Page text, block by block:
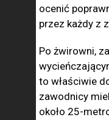
ocenić
przez każdy z
Po żwirowni,
to właściwie
zawodnicy
około 25-